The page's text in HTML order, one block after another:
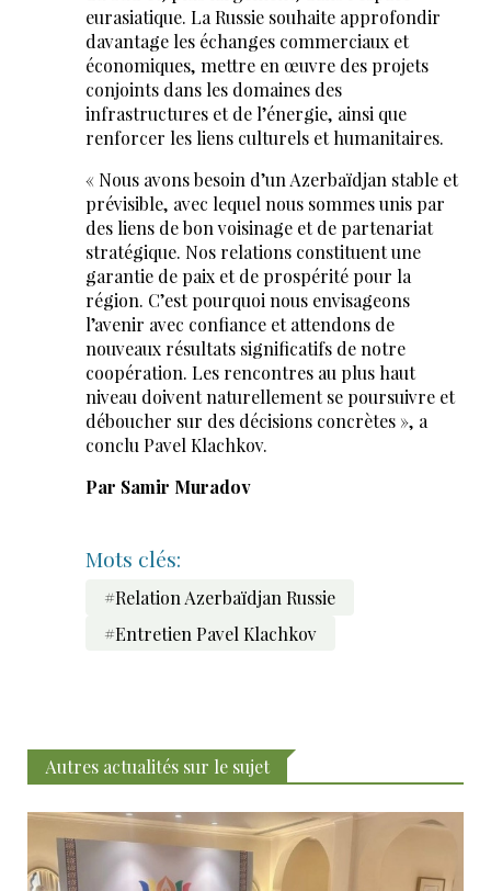
eurasiatique. La Russie souhaite approfondir
davantage les échanges commerciaux et
économiques, mettre en œuvre des projets
conjoints dans les domaines des
infrastructures et de l’énergie, ainsi que
renforcer les liens culturels et humanitaires.
« Nous avons besoin d’un Azerbaïdjan stable et
prévisible, avec lequel nous sommes unis par
des liens de bon voisinage et de partenariat
stratégique. Nos relations constituent une
garantie de paix et de prospérité pour la
région. C’est pourquoi nous envisageons
l’avenir avec confiance et attendons de
nouveaux résultats significatifs de notre
coopération. Les rencontres au plus haut
niveau doivent naturellement se poursuivre et
déboucher sur des décisions concrètes », a
conclu Pavel Klachkov.
Par Samir Muradov
Mots clés:
#Relation Azerbaïdjan Russie
#Entretien Pavel Klachkov
Autres actualités sur le sujet